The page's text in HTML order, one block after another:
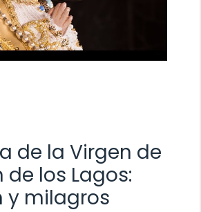
de la Virgen de
de los Lagos:
y milagros